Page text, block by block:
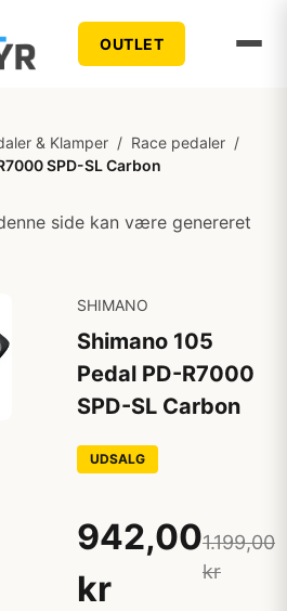
OUTLET
& Klamper / Race pedaler /
SPD-SL Carbon
side kan være genereret
SHIMANO
Shimano 105
Pedal PD-R7000
SPD-SL Carbon
UDSALG
942,00
kr
1.199,00
kr